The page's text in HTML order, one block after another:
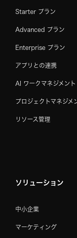
Starter プラン
Advanced プラン
Enterprise プラン
アプリとの連携
AI ワークマネジメント
プロジェクトマネジメ
リソース管理
ソリューション
中小企業
マーケティング